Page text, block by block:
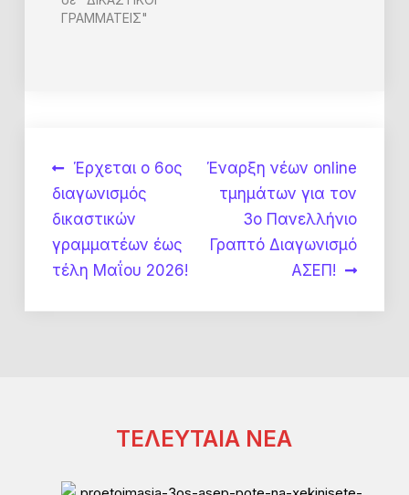
ΓΡΑΜΜΑΤΕΙΣ"
Πλοήγηση
άρθρων
Έρχεται ο 6ος
διαγωνισμός
δικαστικών
γραμματέων έως
τέλη Μαΐου 2026!
Έναρξη νέων online
τμημάτων για τον
3ο Πανελλήνιο
Γραπτό Διαγωνισμό
ΑΣΕΠ!
ΤΕΛΕΥΤΑΙΑ ΝΕΑ